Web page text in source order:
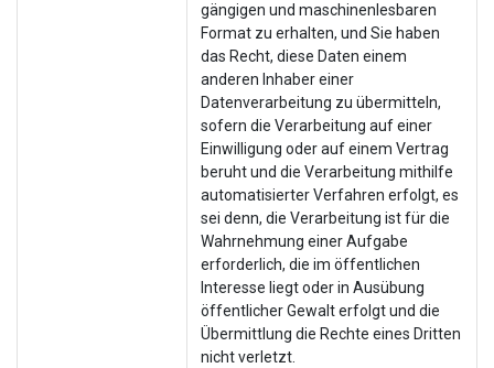
gängigen und maschinenlesbaren
Format zu erhalten, und Sie haben
das Recht, diese Daten einem
anderen Inhaber einer
Datenverarbeitung zu übermitteln,
sofern die Verarbeitung auf einer
Einwilligung oder auf einem Vertrag
beruht und die Verarbeitung mithilfe
automatisierter Verfahren erfolgt, es
sei denn, die Verarbeitung ist für die
Wahrnehmung einer Aufgabe
erforderlich, die im öffentlichen
Interesse liegt oder in Ausübung
öffentlicher Gewalt erfolgt und die
Übermittlung die Rechte eines Dritten
nicht verletzt.